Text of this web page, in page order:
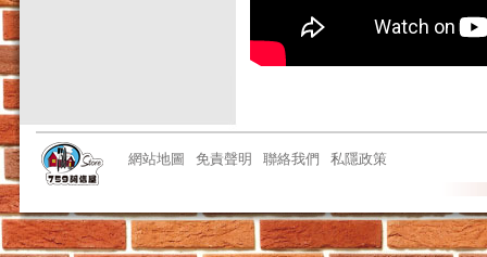
網站地圖 免責聲明 聯絡我們 私隱政策